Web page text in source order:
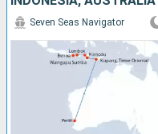
Seven Seas Navigator